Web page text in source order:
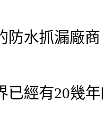
防水抓漏廠商
已經有20幾